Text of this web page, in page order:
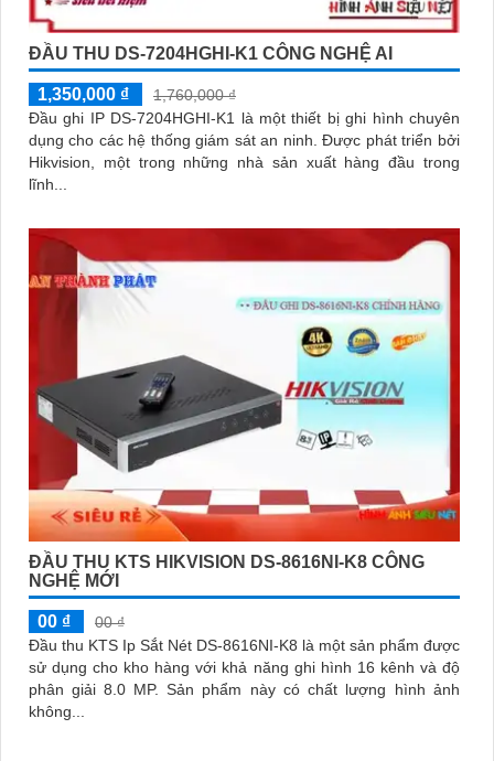
ĐẦU THU DS-7204HGHI-K1 CÔNG NGHỆ AI
1,350,000 ₫
1,760,000 ₫
Đầu ghi IP DS-7204HGHI-K1 là một thiết bị ghi hình chuyên
dụng cho các hệ thống giám sát an ninh. Được phát triển bởi
Hikvision, một trong những nhà sản xuất hàng đầu trong
lĩnh...
ĐẦU THU KTS HIKVISION DS-8616NI-K8 CÔNG
NGHỆ MỚI
00 ₫
00 ₫
Đầu thu KTS Ip Sắt Nét DS-8616NI-K8 là một sản phẩm được
sử dụng cho kho hàng với khả năng ghi hình 16 kênh và độ
phân giải 8.0 MP. Sản phẩm này có chất lượng hình ảnh
không...